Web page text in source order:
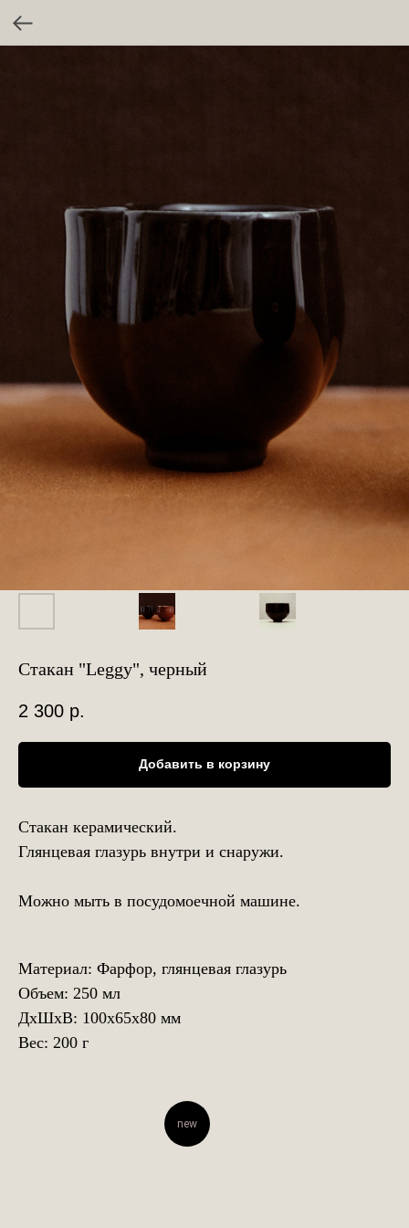
Стакан "Leggy", черный
2 300 р.
Добавить в корзину
Стакан керамический.
Глянцевая глазурь внутри и снаружи.
Можно мыть в посудомоечной машине.
Материал: Фарфор, глянцевая глазурь
Объем: 250 мл
ДxШxВ: 100x65x80 мм
Вес: 200 г
new